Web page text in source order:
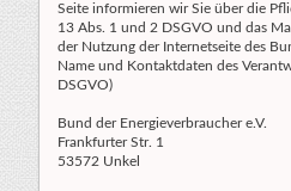
Seite informieren wir Sie über die
13 Abs. 1 und 2 DSGVO und das
der Nutzung der Internetseite des
Name und Kontaktdaten des
DSGVO)
Bund der Energieverbraucher e.V.
Frankfurter Str. 1
53572 Unkel